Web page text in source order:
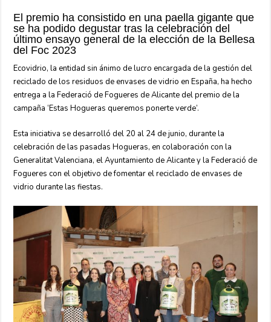
El premio ha consistido en una paella gigante que
se ha podido degustar tras la celebración del
último ensayo general de la elección de la Bellesa
del Foc 2023
Ecovidrio, la entidad sin ánimo de lucro encargada de la gestión del
reciclado de los residuos de envases de vidrio en España, ha hecho
entrega a la Federació de Fogueres de Alicante del premio de la
campaña ‘Estas Hogueras queremos ponerte verde’.
Esta iniciativa se desarrolló del 20 al 24 de junio, durante la
celebración de las pasadas Hogueras, en colaboración con la
Generalitat Valenciana, el Ayuntamiento de Alicante y la Federació de
Fogueres con el objetivo de fomentar el reciclado de envases de
vidrio durante las fiestas.